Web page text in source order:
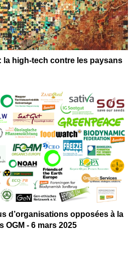
la high-tech contre les paysans
d’organisations opposées à la
OGM - 6 mars 2025